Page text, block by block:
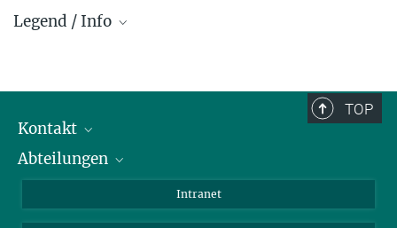
Legend / Info
Z- ~ Central building (Zentralgebäude)
AS23a- ~ Berlin (SupraFAB)
TOP
Kontakt
Mitarbeiterverzeichnis
Abteilungen
Biomolekulare Systeme
Intranet